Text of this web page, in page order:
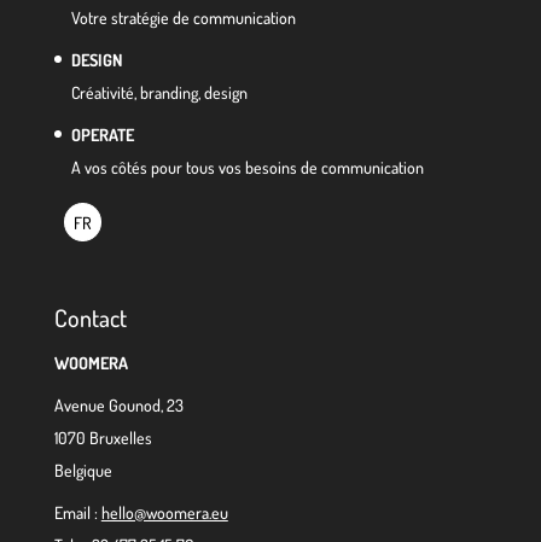
Votre stratégie de communication
DESIGN
Créativité, branding, design
OPERATE
A vos côtés pour tous vos besoins de communication
FR
Contact
WOOMERA
Avenue Gounod, 23
1070 Bruxelles
Belgique
Email : hello@woomera.eu